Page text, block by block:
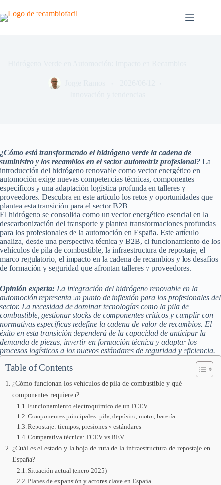
al
contenido
¿Cómo está transformando el hidrógeno verde la cadena de
suministro y los recambios en el sector automotriz profesional? La
introducción del hidrógeno renovable como vector energético en
automoción exige nuevas competencias técnicas, componentes
específicos y una adaptación logística profunda en talleres y
proveedores. Descubra en este artículo los retos y oportunidades que
plantea esta transición para el sector B2B.
El hidrógeno se consolida como un vector energético esencial en la
descarbonización del transporte y plantea transformaciones profundas
para los profesionales de la automoción en España. Este artículo
analiza, desde una perspectiva técnica y B2B, el funcionamiento de los
vehículos de pila de combustible, la infraestructura de repostaje, el
marco regulatorio, el impacto en la cadena de recambios y los desafíos
de formación y seguridad que afrontan talleres y proveedores.
Opinión experta: La integración del hidrógeno renovable en la
automoción representa un punto de inflexión para los profesionales del
sector. La necesidad de dominar tecnologías como la pila de
combustible, gestionar stocks de componentes críticos y cumplir con
normativas específicas redefine la cadena de valor de recambios. El
éxito en esta transición dependerá de la capacidad de anticipar la
demanda de piezas, invertir en formación técnica y adaptar los
procesos logísticos a los nuevos estándares de seguridad y eficiencia.
Table of Contents
¿Cómo funcionan los vehículos de pila de combustible y qué
componentes requieren?
Funcionamiento electroquímico de un FCEV
Componentes principales: pila, depósito, motor, batería
Repostaje: tiempos, presiones y estándares
Comparativa técnica: FCEV vs BEV
¿Cuál es el estado y la hoja de ruta de la infraestructura de repostaje en
España?
Situación actual (enero 2025)
Planes de expansión y actores clave en España